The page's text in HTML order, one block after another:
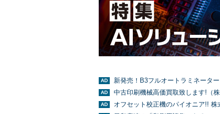
新発売！B3フルオートラミネータ
中古印刷機械高価買取致します!（
オフセット校正機のパイオニア!! 株